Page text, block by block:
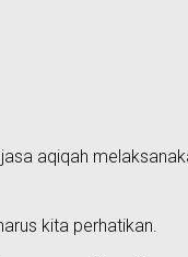
aqiqah
kita perhatikan.